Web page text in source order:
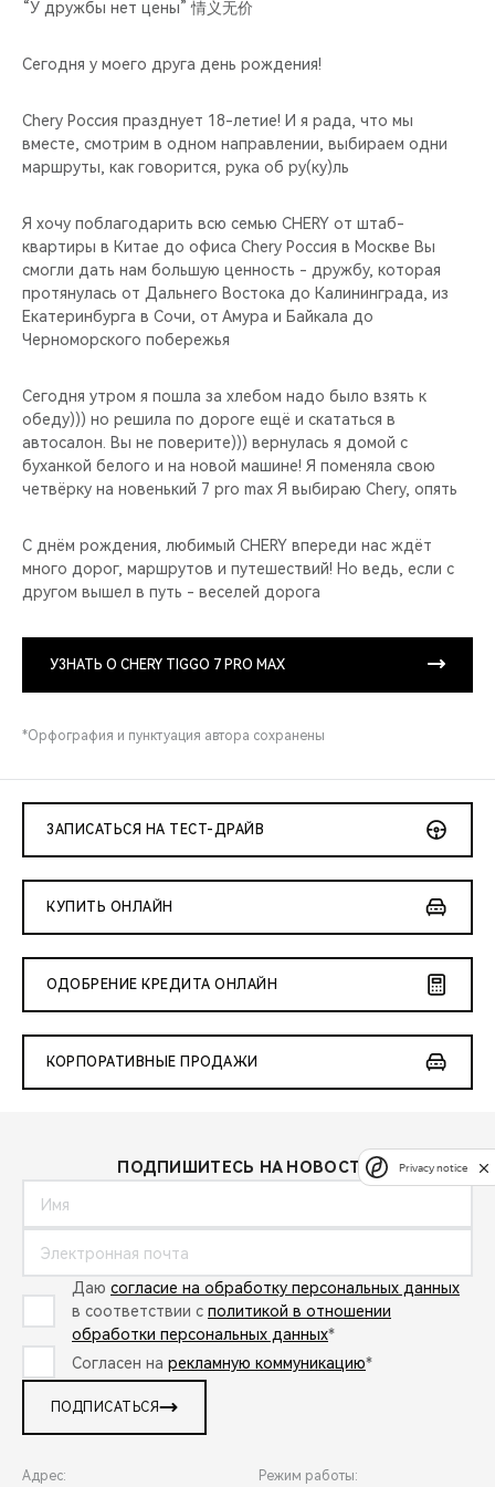
CHERY И СПОРТ
НАШИ МЕРОПРИЯТИЯ
ВИДЕООБЗОРЫ
CHERY ДЛЯ ДЕТЕЙ
“У дружбы нет цены” 情义无价
Сегодня у моего друга день рождения!
Chery Россия празднует 18-летие! И я рада, что мы
вместе, смотрим в одном направлении, выбираем одни
маршруты, как говорится, рука об ру(ку)ль
Я хочу поблагодарить всю семью CHERY от штаб-
квартиры в Китае до офиса Chery Россия в Москве Вы
смогли дать нам большую ценность - дружбу, которая
протянулась от Дальнего Востока до Калининграда, из
Екатеринбурга в Сочи, от Амура и Байкала до
Черноморского побережья
Сегодня утром я пошла за хлебом надо было взять к
обеду))) но решила по дороге ещё и скататься в
автосалон. Вы не поверите))) вернулась я домой с
буханкой белого и на новой машине! Я поменяла свою
четвёрку на новенький 7 pro max Я выбираю Chery, опять
С днём рождения, любимый CHERY впереди нас ждёт
много дорог, маршрутов и путешествий! Но ведь, если с
другом вышел в путь - веселей дорога
УЗНАТЬ О CHERY TIGGO 7 PRO MAX
*Орфография и пунктуация автора сохранены
ЗАПИСАТЬСЯ НА ТЕСТ-ДРАЙВ
КУПИТЬ ОНЛАЙН
ОДОБРЕНИЕ КРЕДИТА ОНЛАЙН
КОРПОРАТИВНЫЕ ПРОДАЖИ
ПОДПИШИТЕСЬ НА НОВОСТИ:
Даю согласие на обработку персональных данных
в соответствии с политикой в отношении
обработки персональных данных*
Согласен на рекламную коммуникацию*
ПОДПИСАТЬСЯ
Адрес: Режим работы:
Privacy notice